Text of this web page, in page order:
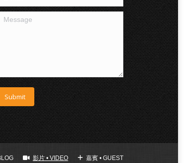
Submit
影片 • VIDEO 嘉賓 • GUEST